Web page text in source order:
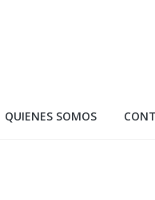
QUIENES SOMOS